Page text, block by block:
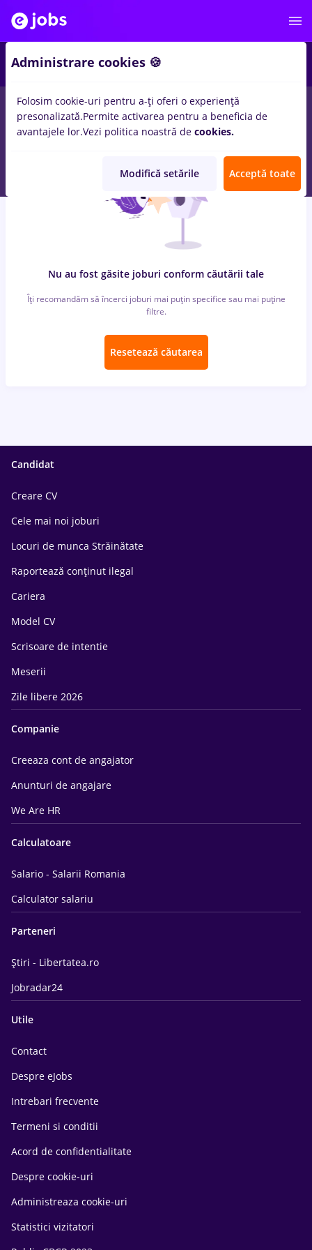
locuri de muncacu salarii Part timeinQatarpentru
experientainTransport / Distributie, IT / Telecom
Nu au fost găsite joburi conform căutării tale
Îți recomandăm să încerci joburi mai puțin specifice sau mai puține
filtre.
Resetează căutarea
Candidat
Creare CV
Cele mai noi joburi
Locuri de munca Străinătate
Raportează conținut ilegal
Cariera
Model CV
Scrisoare de intentie
Meserii
Zile libere 2026
Companie
Creeaza cont de angajator
Anunturi de angajare
We Are HR
Calculatoare
Salario - Salarii Romania
Calculator salariu
Parteneri
Știri - Libertatea.ro
Jobradar24
Utile
Contact
Despre eJobs
Intrebari frecvente
Termeni si conditii
Acord de confidentialitate
Despre cookie-uri
Administreaza cookie-uri
Statistici vizitatori
Administrare cookies 🍪
Folosim cookie-uri pentru a-ți oferi o experiență
presonalizată.Permite activarea pentru a beneficia de
avantajele lor.Vezi politica noastră de cookies.
Modifică setările Acceptă toate